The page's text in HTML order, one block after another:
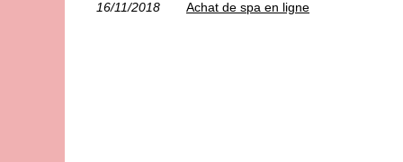
16/11/2018 Achat de spa en ligne